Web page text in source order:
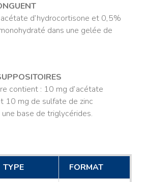
d’hydrocortisone et 0,5%
dans une gelée de
contient : 10 mg d’acétate
10 mg de sulfate de zinc
base de triglycérides.
TYPE FORMAT